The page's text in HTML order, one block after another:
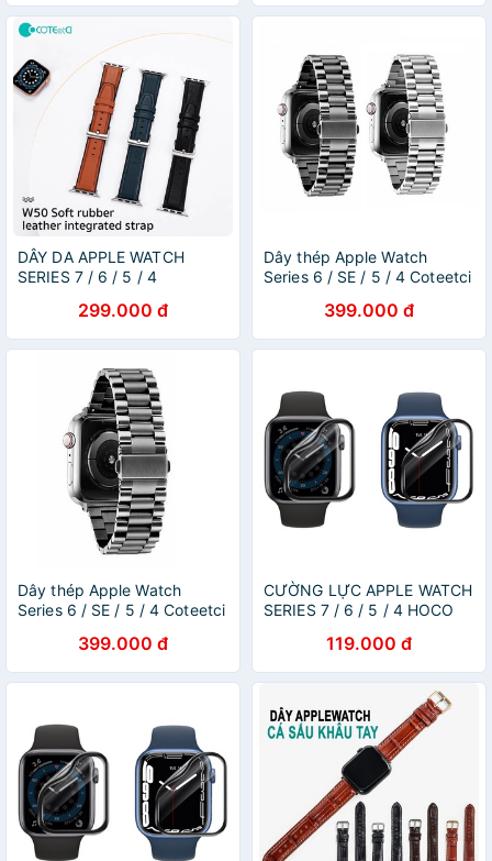
DÂY DA APPLE WATCH
SERIES 7 / 6 / 5 / 4
299.000 đ
Dây thép Apple Watch
Series 6 / SE / 5 / 4 Coteetci
399.000 đ
Dây thép Apple Watch
Series 6 / SE / 5 / 4 Coteetci
399.000 đ
CƯỜNG LỰC APPLE WATCH
SERIES 7 / 6 / 5 / 4 HOCO
119.000 đ